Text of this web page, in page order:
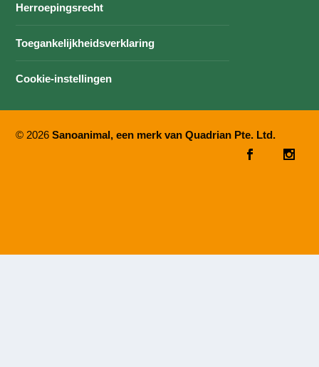
Herroepingsrecht
Toegankelijkheidsverklaring
Cookie-instellingen
© 2026Sanoanimal, een merk van Quadrian Pte. Ltd.